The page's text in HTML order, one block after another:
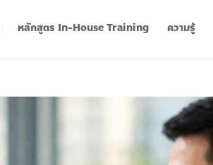
หลักสูตร In-House Training ความรู้